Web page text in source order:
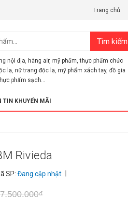
Trang chủ
Tìm kiếm
nội địa, hàng air, mỹ phẩm,thực phẩm chức
lạ, nữ trang độc lạ, mỹ phẩm xách tay, đồ gia
phẩm sạch...
TIN KHUYẾN MÃI
Rivieda
SP: Đang cập nhật